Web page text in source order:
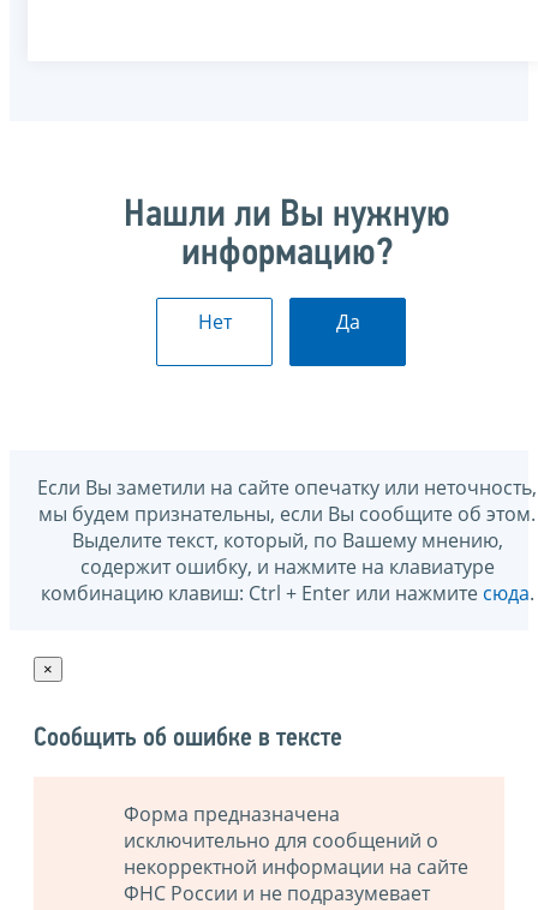
Нашли ли Вы нужную
информацию?
Нет Да
Если Вы заметили на сайте опечатку или неточность,
мы будем признательны, если Вы сообщите об этом.
Выделите текст, который, по Вашему мнению,
содержит ошибку, и нажмите на клавиатуре
комбинацию клавиш: Ctrl + Enter или нажмите сюда.
×
Сообщить об ошибке в тексте
Форма предназначена
исключительно для сообщений о
некорректной информации на сайте
ФНС России и не подразумевает